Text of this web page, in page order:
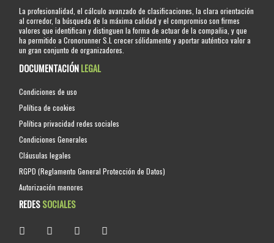
La profesionalidad, el cálculo avanzado de clasificaciones, la clara orientación
al corredor, la búsqueda de la máxima calidad y el compromiso son firmes
valores que identifican y distinguen la forma de actuar de la compañia, y que
ha permitido a Cronorunner S.L crecer sólidamente y aportar auténtico valor a
un gran conjunto de organizadores.
DOCUMENTACIÓNLEGAL
Condiciones de uso
Política de cookies
Política privacidad redes sociales
Condiciones Generales
Cláusulas legales
RGPD (Reglamento General Protección de Datos)
Autorización menores
REDESSOCIALES